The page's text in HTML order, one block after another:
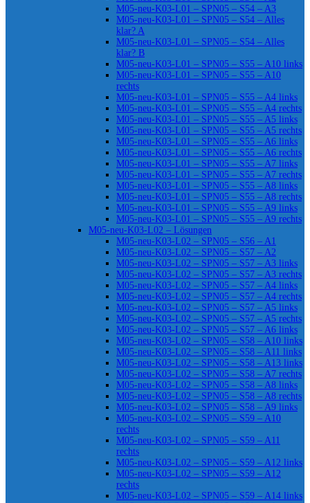
M05-neu-K03-L01 – SPN05 – S54 – A3
M05-neu-K03-L01 – SPN05 – S54 – Alles
klar? A
M05-neu-K03-L01 – SPN05 – S54 – Alles
klar? B
M05-neu-K03-L01 – SPN05 – S55 – A10 links
M05-neu-K03-L01 – SPN05 – S55 – A10
rechts
M05-neu-K03-L01 – SPN05 – S55 – A4 links
M05-neu-K03-L01 – SPN05 – S55 – A4 rechts
M05-neu-K03-L01 – SPN05 – S55 – A5 links
M05-neu-K03-L01 – SPN05 – S55 – A5 rechts
M05-neu-K03-L01 – SPN05 – S55 – A6 links
M05-neu-K03-L01 – SPN05 – S55 – A6 rechts
M05-neu-K03-L01 – SPN05 – S55 – A7 links
M05-neu-K03-L01 – SPN05 – S55 – A7 rechts
M05-neu-K03-L01 – SPN05 – S55 – A8 links
M05-neu-K03-L01 – SPN05 – S55 – A8 rechts
M05-neu-K03-L01 – SPN05 – S55 – A9 links
M05-neu-K03-L01 – SPN05 – S55 – A9 rechts
M05-neu-K03-L02 – Lösungen
M05-neu-K03-L02 – SPN05 – S56 – A1
M05-neu-K03-L02 – SPN05 – S57 – A2
M05-neu-K03-L02 – SPN05 – S57 – A3 links
M05-neu-K03-L02 – SPN05 – S57 – A3 rechts
M05-neu-K03-L02 – SPN05 – S57 – A4 links
M05-neu-K03-L02 – SPN05 – S57 – A4 rechts
M05-neu-K03-L02 – SPN05 – S57 – A5 links
M05-neu-K03-L02 – SPN05 – S57 – A5 rechts
M05-neu-K03-L02 – SPN05 – S57 – A6 links
M05-neu-K03-L02 – SPN05 – S58 – A10 links
M05-neu-K03-L02 – SPN05 – S58 – A11 links
M05-neu-K03-L02 – SPN05 – S58 – A13 links
M05-neu-K03-L02 – SPN05 – S58 – A7 rechts
M05-neu-K03-L02 – SPN05 – S58 – A8 links
M05-neu-K03-L02 – SPN05 – S58 – A8 rechts
M05-neu-K03-L02 – SPN05 – S58 – A9 links
M05-neu-K03-L02 – SPN05 – S59 – A10
rechts
M05-neu-K03-L02 – SPN05 – S59 – A11
rechts
M05-neu-K03-L02 – SPN05 – S59 – A12 links
M05-neu-K03-L02 – SPN05 – S59 – A12
rechts
M05-neu-K03-L02 – SPN05 – S59 – A14 links